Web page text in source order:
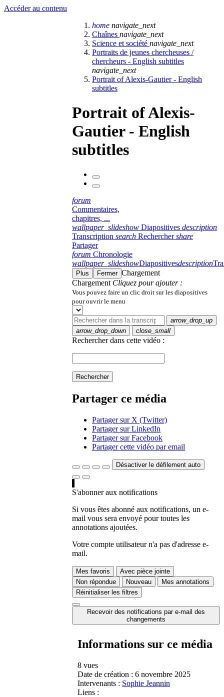
Accéder au contenu
home navigate_next
Chaînes navigate_next
Science et société navigate_next
Portraits de jeunes chercheuses /
chercheurs - English subtitles
navigate_next
Portrait of Alexis-Gautier - English
subtitles
Portrait of Alexis-
Gautier - English
subtitles
forum
Commentaires,
chapitres, ...
wallpaper_slideshow Diapositives description
Transcription search Rechercher share
Partager
forum Chronologie
wallpaper_slideshowDiapositivesdescription
Plus Fermer Chargement
Chargement Cliquez pour ajouter :
Vous pouvez faire un clic droit sur les diapositives
pour ouvrir le menu
arrow_drop_up
arrow_drop_down
close_small
Rechercher dans cette vidéo :
Rechercher
Partager ce média
Partager sur X (Twitter)
Partager sur LinkedIn
Partager sur Facebook
Partager cette vidéo par email
Désactiver le défilement auto
S'abonner aux notifications
Si vous êtes abonné aux notifications, un e-
mail vous sera envoyé pour toutes les
annotations ajoutées.
Votre compte utilisateur n'a pas d'adresse e-
mail.
Mes favoris
Avec pièce jointe
Non répondue
Nouveau
Mes annotations
Réinitialiser les filtres
Recevoir des notifications par e-mail des
changements
Informations sur ce média
8 vues
Date de création : 6 novembre 2025
Intervenants : Sophie Jeannin
Liens :